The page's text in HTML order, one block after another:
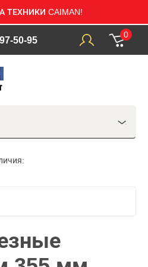
ТЕХНИКИ CAIMAN!
50-95
0